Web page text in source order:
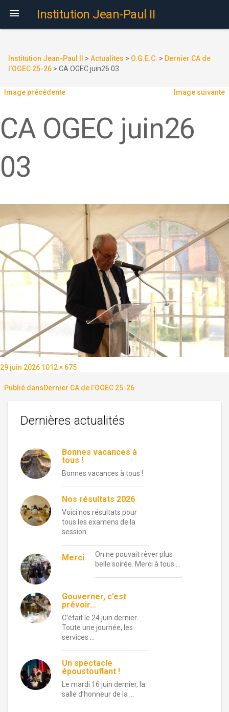
 Institution Jean-Paul II
Institution Jean-Paul II > Actualites > O.G.E.C. > Dernier CA de
l’OGEC 25-26 > CA OGEC juin26 03
Image précédente Image suivante
CA OGEC juin26
03
Publié
29 juin 2026 Taille
1012 × 675
Navigation
de
l’article
Publié dansDernier CA de l’OGEC 25-26
Dernières actualités
Bonnes vacances à
tous !
Bonnes vacances à tous !
Nos résultats 2026
Voici nos résultats pour
tous les examens de la
session …
Merci
On ne pouvait rêver plus
belle soirée. Merci à tous …
Gouverner, c’est
prévoir…
C’était le 24 juin dernier.
Toute une journée, les
services …
Un spectacle
époustouflant !
Le mardi 16 juin dernier, la
salle d’honneur de la …